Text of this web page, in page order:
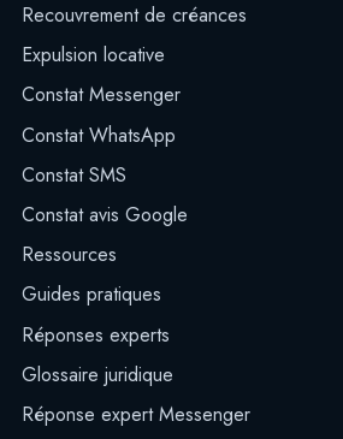
Recouvrement de créances
Expulsion locative
Constat Messenger
Constat WhatsApp
Constat SMS
Constat avis Google
Ressources
Guides pratiques
Réponses experts
Glossaire juridique
Réponse expert Messenger